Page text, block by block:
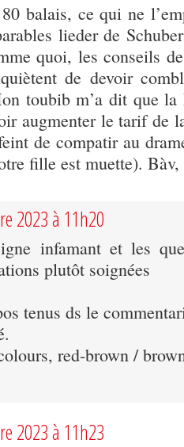
balais, ce qui ne
lieder de
quoi, les conseils
de devoir
toubib m’a dit que
augmenter le tarif de
de compatir au
fille est muette). Bàv,
2023 à 11h20
infamant et les
plutôt soignées
tenus ds le
red-brown /
2023 à 11h23